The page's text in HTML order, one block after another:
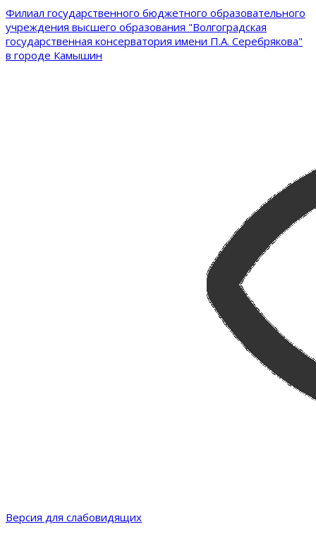
Филиал государственного бюджетного образовательного
учреждения высшего образования "Волгоградская
государственная консерватория имени П.А. Серебрякова"
в городе Камышин
Версия для слабовидящих